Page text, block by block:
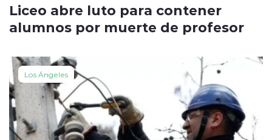
Liceo abre luto para contener
alumnos por muerte de profesor
Los Ángeles